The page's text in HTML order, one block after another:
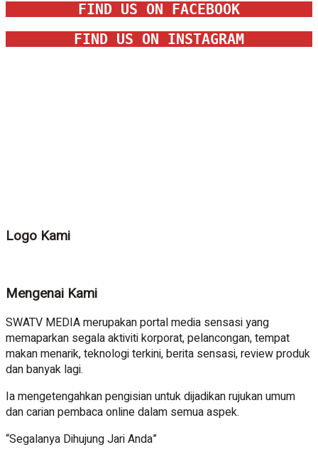
FIND US ON FACEBOOK
FIND US ON INSTAGRAM
Logo Kami
Mengenai Kami
SWATV MEDIA merupakan portal media sensasi yang
memaparkan segala aktiviti korporat, pelancongan, tempat
makan menarik, teknologi terkini, berita sensasi, review produk
dan banyak lagi.
Ia mengetengahkan pengisian untuk dijadikan rujukan umum
dan carian pembaca online dalam semua aspek.
“Segalanya Dihujung Jari Anda”